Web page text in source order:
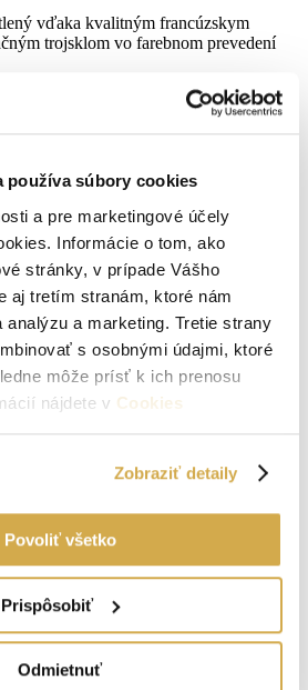
používa súbory cookies
a pre marketingové účely
Informácie o tom, ako
stránky, v prípade Vášho
aj tretím stranám, ktoré nám
analýzu a marketing. Tretie strany
s osobnými údajmi, ktoré
môže prísť k ich prenosu
nájdete v Cookies
Zobraziť detaily
Povoliť všetko
Prispôsobiť
Odmietnuť
vďaka kvalitným francúzskym
trojsklom vo farebnom prevedení
k bytu
– 99.160,-€ s DPH
a výmery, rozličné podlažia,
Zostáva už len pár bytov, ktoré sú
možností na aktívny oddych v prírode
Zároveň poskytuje kompletnú občiansku
potraviny, pošta, lekáreň, zdravotné
na trase Senica 20 km, Skalica 18 km,
km.
záujem o bližšie informácie
na telefónnom čísle – 0907 267674.